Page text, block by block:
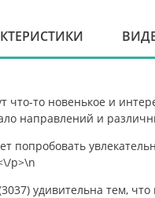
что-то новенькое и
направлений и
попробовать
p>\n
удивительна тем,